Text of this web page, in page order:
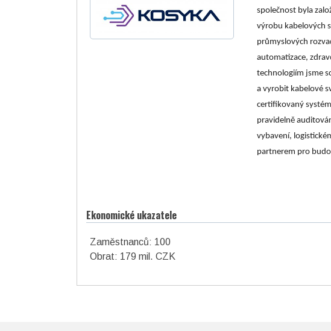
společnost byla
výrobu kabelových
průmyslových
automatizace,
technologiím jsme
a vyrobit kabelové
certifikovaný
pravidelně
vybavení,
partnerem pro
Ekonomické ukazatele
Zaměstnanců: 100
Obrat: 179 mil. CZK